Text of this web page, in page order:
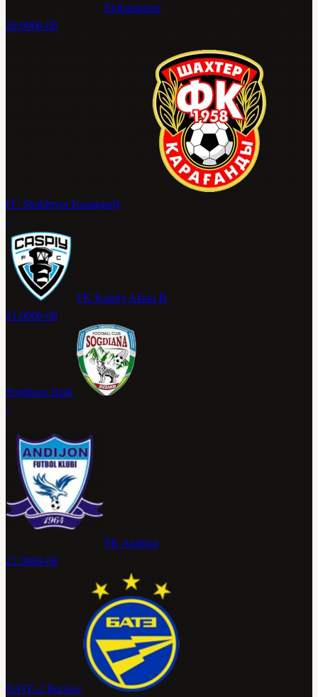
Ekibastuzets
20:0006-08
FC Shakhtyor Karagandy
-
FK Kaspiy Aktau B
21:0006-08
Sogdiana Jizak
-
FK Andijon
21:3006-08
BATE-2 Borisov